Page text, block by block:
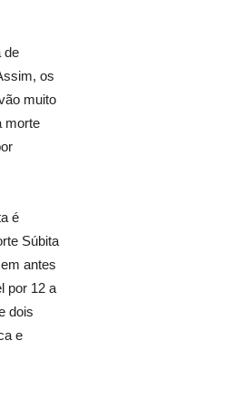
de
os
muito
morte
é
Súbita
antes
por 12 a
dois
e